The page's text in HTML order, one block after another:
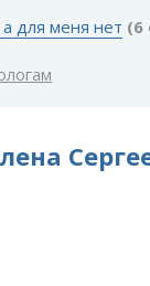
для меня нет (6